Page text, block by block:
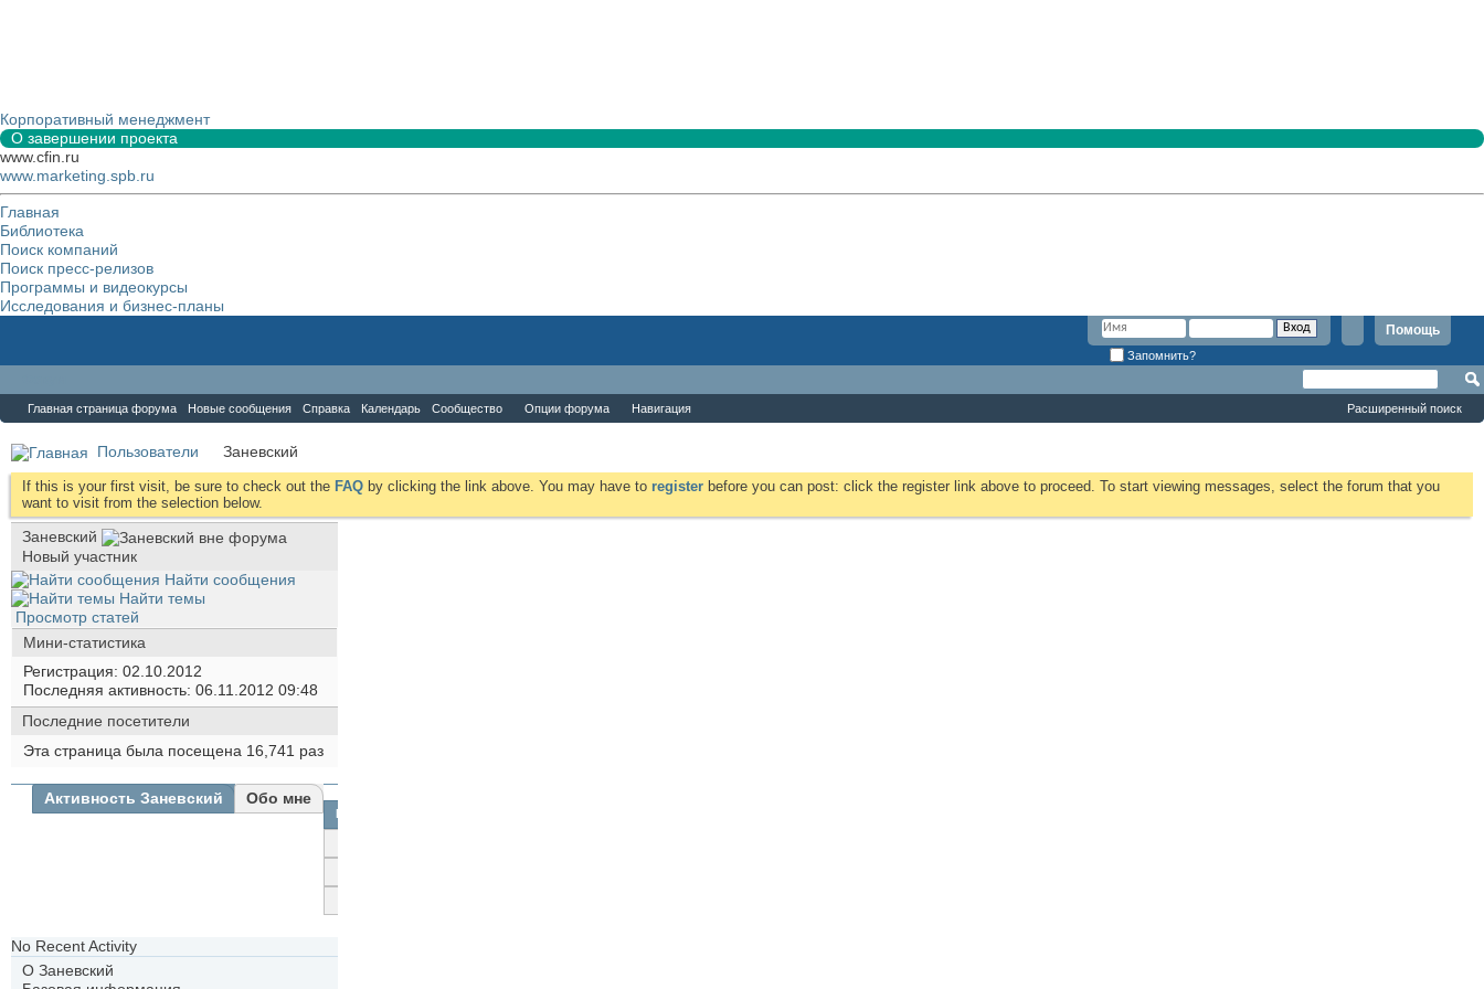
Корпоративный менеджмент
О завершении проекта
www.cfin.ru
www.marketing.spb.ru
Главная
Библиотека
Поиск компаний
Поиск пресс-релизов
Программы и видеокурсы
Исследования и бизнес-планы
Помощь
Запомнить?
Главная страница форума Новые сообщения Справка Календарь Сообщество Опции форума Навигация Расширенный поиск
Пользователи Заневский
If this is your first visit, be sure to check out the FAQ by clicking the link above. You may have to register before you can post: click the register link above to proceed. To start viewing messages, select the forum that you
want to visit from the selection below.
Заневский
Новый участник
Найти сообщения
Найти темы
Просмотр статей
Мини-статистика
Регистрация 02.10.2012
Последняя активность 06.11.2012 09:48
Последние посетители
Эта страница была посещена 16,741 раз
Активность Заневский Обо мне
Все
No Recent Activity
О Заневский